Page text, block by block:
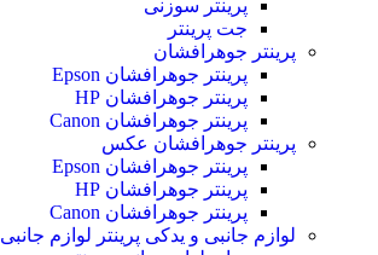
پرینتر سوزنی
جت پرینتر
پرینتر جوهرافشان
پرینتر جوهرافشان Epson
پرینتر جوهرافشان HP
پرینتر جوهرافشان Canon
پرینتر جوهرافشان عکس
پرینتر جوهرافشان Epson
پرینتر جوهرافشان HP
پرینتر جوهرافشان Canon
لوازم جانبی و یدکی پرینتر لوازم جانبی